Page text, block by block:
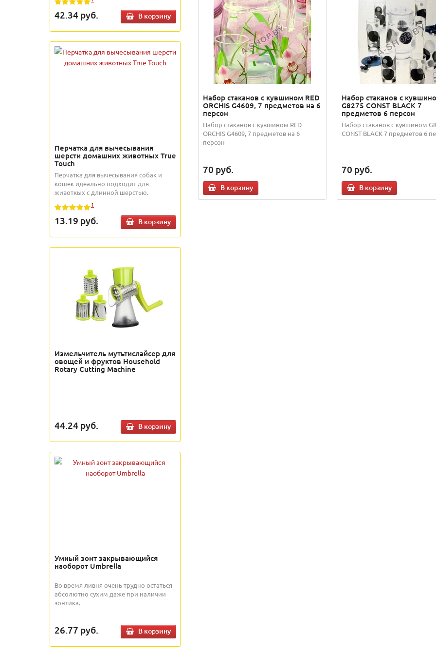
42.34 руб. В корзину
Перчатка для вычесывания
шерсти домашних животных True
Touch
Перчатка для вычесывания собак и
кошек идеально подходит для
животкых с длинной шерстью.
1
13.19 руб. В корзину
Измельчитель мутьтислайсер для
овощей и фруктов Household
Rotary Cutting Machine
44.24 руб. В корзину
Умный зонт закрывающийся
наоборот Umbrella
Во время ливня очень трудно остаться
абсолютно сухим даже при наличии
зонтика.
26.77 руб. В корзину
Набор стаканов с кувшином RED
ORCHIS G4609, 7 предметов на 6
персон
Набор стаканов с кувшином RED
ORCHIS G4609, 7 предметов на 6
персон
70 руб.
В корзину
Набор стаканов с
G8275 CONST BLACK 7
предметов 6 персон
Набор стаканов с кувшином
CONST BLACK 7 предметов 6
70 руб.
В корзину